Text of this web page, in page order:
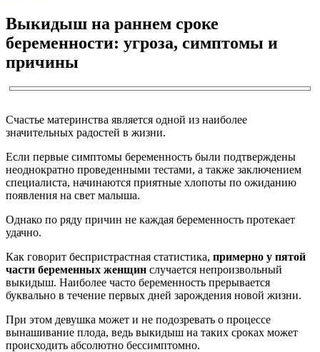
Выкидыш на раннем сроке
беременности: угроза, симптомы и
причины
Счастье материнства является одной из наиболее
значительных радостей в жизни.
Если первые симптомы беременность были подтверждены
неоднократно проведенными тестами, а также заключением
специалиста, начинаются приятные хлопоты по ожиданию
появления на свет малыша.
Однако по ряду причин не каждая беременность протекает
удачно.
Как говорит беспристрастная статистика, примерно у пятой
части беременных женщин случается непроизвольный
выкидыш. Наиболее часто беременность прерывается
буквально в течение первых дней зарождения новой жизни.
При этом девушка может и не подозревать о процессе
вынашивание плода, ведь выкидыш на таких сроках может
происходить абсолютно бессимптомно.